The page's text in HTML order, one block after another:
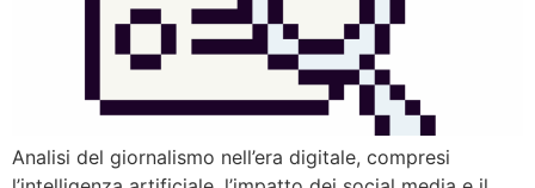
Analisi del giornalismo nell’era digitale, compresi